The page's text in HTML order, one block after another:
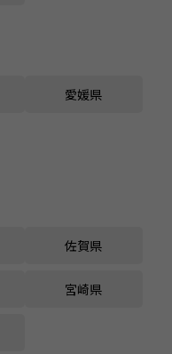
愛媛県
佐賀県
宮崎県